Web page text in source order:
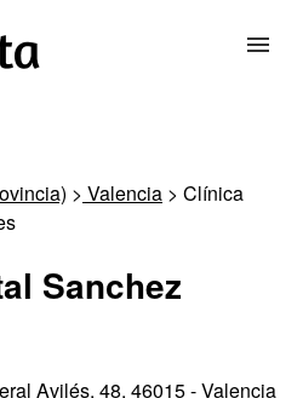
> Valencia > Clínica
Sanchez
Avilés, 48, 46015 -Valencia